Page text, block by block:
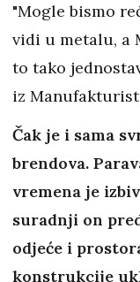
"Mogle bismo
vidi u metalu, a
to tako
iz
Čak je i sama
brendova.
vremena je
suradnji on
odjeće i
konstrukcije